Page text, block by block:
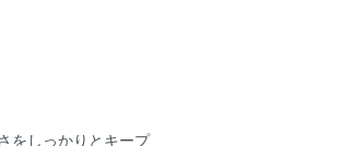
をしっかりとキープ